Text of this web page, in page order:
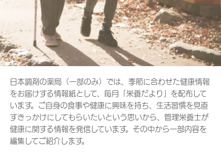
日本調剤の薬局（一部のみ）では、季節に合わせた健康情報
をお届けする情報紙として、毎月「栄養だより」を配布して
います。ご自身の食事や健康に興味を持ち、生活習慣を見直
すきっかけにしてもらいたいという思いから、管理栄養士が
健康に関する情報を発信しています。その中から一部内容を
編集してご紹介します。